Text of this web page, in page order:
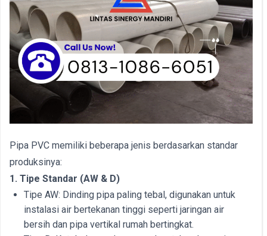
Pipa PVC memiliki beberapa jenis berdasarkan standar
produksinya:
1. Tipe Standar (AW & D)
Tipe AW: Dinding pipa paling tebal, digunakan untuk
instalasi air bertekanan tinggi seperti jaringan air
bersih dan pipa vertikal rumah bertingkat.